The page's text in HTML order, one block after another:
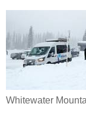
Whitewater